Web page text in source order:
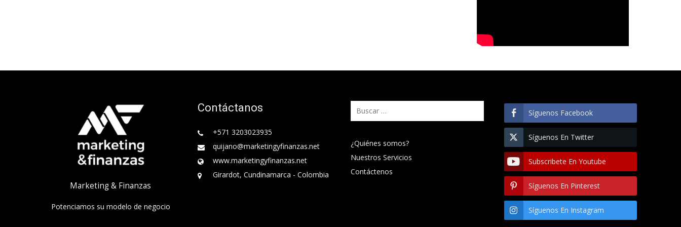
Marketing & Finanzas
Potenciamos su modelo de negocio
Contáctanos
+571 3203023935
quijano@marketingyfinanzas.net
www.marketingyfinanzas.net
Girardot, Cundinamarca - Colombia
Buscar:
¿Quiénes somos?
Nuestros Servicios
Contáctenos
Síguenos Facebook
Síguenos En Twitter
Subscribete En Youtube
Síguenos En Pinterest
Síguenos En Instagram